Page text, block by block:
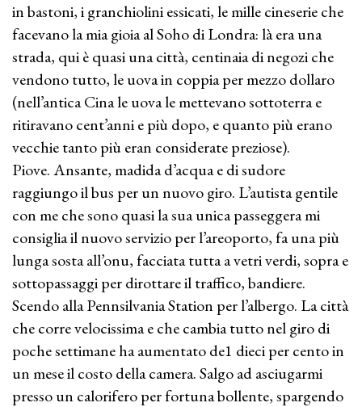
in bastoni, i granchiolini essicati, le mille cineserie che
facevano la mia gioia al Soho di Londra: là era una
strada, qui è quasi una città, centinaia di negozi che
vendono tutto, le uova in coppia per mezzo dollaro
(nell’antica Cina le uova le mettevano sottoterra e
ritiravano cent’anni e più dopo, e quanto più erano
vecchie tanto più eran considerate preziose).
Piove. Ansante, madida d’acqua e di sudore
raggiungo il bus per un nuovo giro. L’autista gentile
con me che sono quasi la sua unica passeggera mi
consiglia il nuovo servizio per l’areoporto, fa una più
lunga sosta all’onu, facciata tutta a vetri verdi, sopra e
sottopassaggi per dirottare il traffico, bandiere.
Scendo alla Pennsilvania Station per l’albergo. La città
che corre velocissima e che cambia tutto nel giro di
poche settimane ha aumentato de1 dieci per cento in
un mese il costo della camera. Salgo ad asciugarmi
presso un calorifero per fortuna bollente, spargendo